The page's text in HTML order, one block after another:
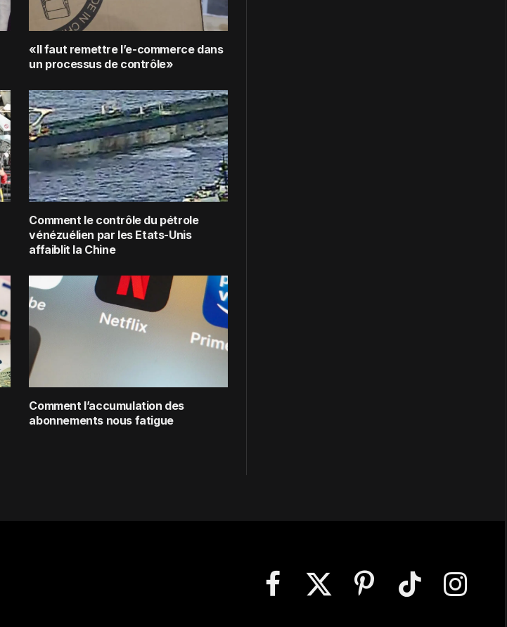
«Il faut remettre l’e-commerce dans
un processus de contrôle»
Comment le contrôle du pétrole
vénézuélien par les Etats-Unis
affaiblit la Chine
Comment l’accumulation des
abonnements nous fatigue
FacebookX
Pinterest TikTok Instagram